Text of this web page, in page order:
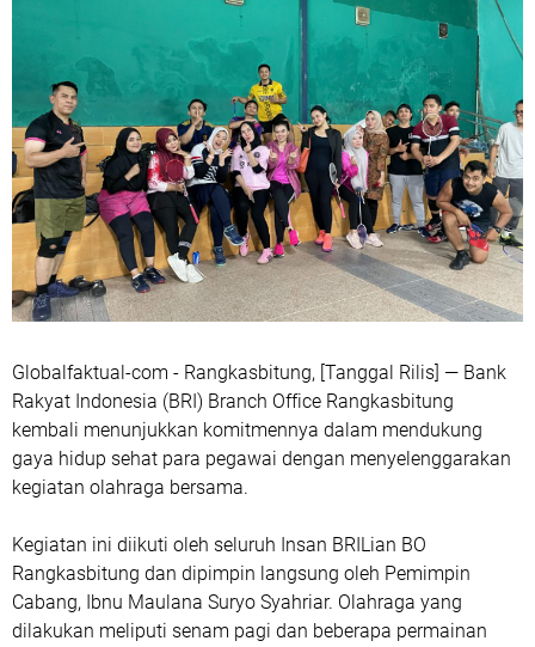
Globalfaktual-com - Rangkasbitung, [Tanggal Rilis] — Bank
Rakyat Indonesia (BRI) Branch Office Rangkasbitung
kembali menunjukkan komitmennya dalam mendukung
gaya hidup sehat para pegawai dengan menyelenggarakan
kegiatan olahraga bersama.
Kegiatan ini diikuti oleh seluruh Insan BRILian BO
Rangkasbitung dan dipimpin langsung oleh Pemimpin
Cabang, Ibnu Maulana Suryo Syahriar. Olahraga yang
dilakukan meliputi senam pagi dan beberapa permainan